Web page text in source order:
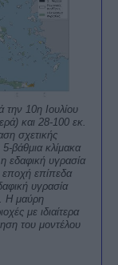
την 10η Ιουλίου
και 28-100 εκ.
σχετικής
βάθμια κλίμακα
εδαφική υγρασία
εποχή επίπεδα
υγρασία
Η μαύρη
με ιδιαίτερα
του μοντέλου